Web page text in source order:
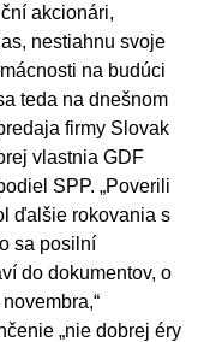
akcionári,
nestiahnu svoje
na budúci
teda na dnešnom
firmy Slovak
vlastnia GDF
SPP. „Poverili
ďalšie rokovania s
sa posilní
do dokumentov, o
„nie dobrej éry